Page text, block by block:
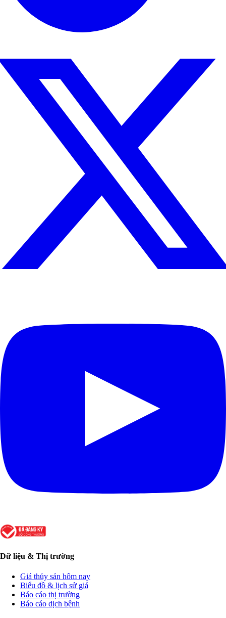
Dữ liệu & Thị trường
Giá thủy sản hôm nay
Biểu đồ & lịch sử giá
Báo cáo thị trường
Báo cáo dịch bệnh